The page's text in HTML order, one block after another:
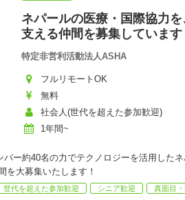
ネパールの医療・国際協力
支える仲間を募集しています
特定非営利活動法人ASHA
フルリモートOK
無料
社会人(世代を超えた参加歓迎)
1年間~
ー約40名の力でテクノロジーを活用した
を大募集いたします！
世代を超えた参加歓迎 シニア歓迎 真面目